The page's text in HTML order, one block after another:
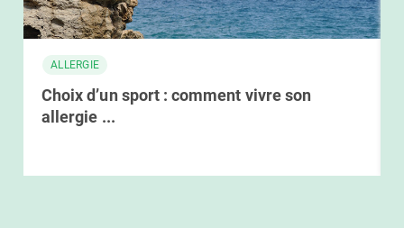
ALLERGIE
Choix d’un sport : comment vivre son
allergie ...